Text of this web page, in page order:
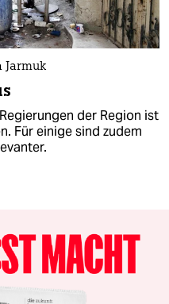
Jarmuk
der Region ist
Für einige sind zudem